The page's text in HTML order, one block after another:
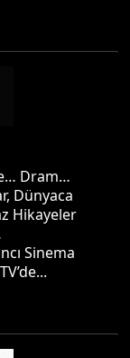
Dram…
Dünyaca
Hikayeler
Sinema